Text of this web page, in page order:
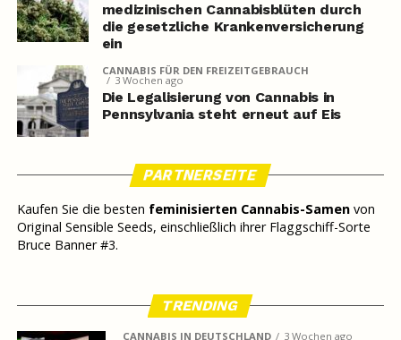
medizinischen Cannabisblüten durch
die gesetzliche Krankenversicherung
ein
CANNABIS FÜR DEN FREIZEITGEBRAUCH
3 Wochen ago
Die Legalisierung von Cannabis in
Pennsylvania steht erneut auf Eis
PARTNERSEITE
Kaufen Sie die besten feminisierten Cannabis-Samenvon
Original Sensible Seeds, einschließlich ihrer Flaggschiff-Sorte
Bruce Banner #3.
TRENDING
CANNABIS IN DEUTSCHLAND 3 Wochen ago